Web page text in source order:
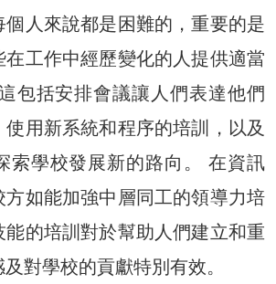
人來說都是困難的，重要的是
工作中經歷變化的人提供適當
包括安排會議讓人們表達他們
用新系統和程序的培訓，以及
索學校發展新的路向。 在資訊
如能加強中層同工的領導力培
的培訓對於幫助人們建立和重
對學校的貢獻特別有效。